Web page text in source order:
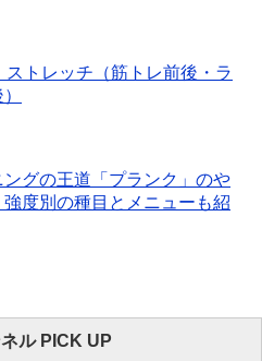
ストレッチ（筋トレ前後・ラ
グの王道「プランク」のや
強度別の種目とメニューも紹
ル PICK UP